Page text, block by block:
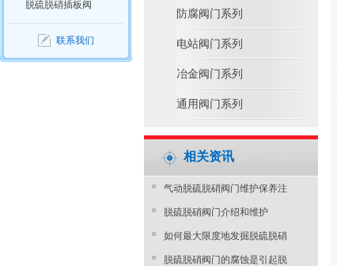
防腐阀门系列
电站阀门系列
冶金阀门系列
通用阀门系列
相关资讯
气动脱硫脱硝阀门维护保养注
脱硫脱硝阀门介绍和维护
如何最大限度地发掘脱硫脱硝
脱硫脱硝阀门的腐蚀是引起脱
脱硫脱硝插板阀
联系我们